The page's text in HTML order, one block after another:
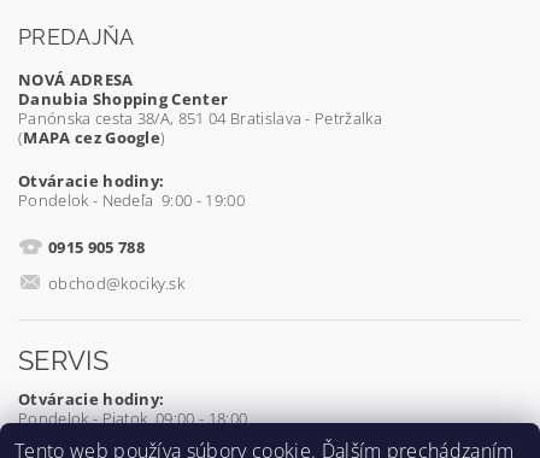
PREDAJŇA
NOVÁ ADRESA
Danubia Shopping Center
Panónska cesta 38/A, 851 04 Bratislava - Petržalka
(MAPA cez Google)
Otváracie hodiny:
Pondelok - Nedeľa 9:00 - 19:00
0915 905 788
obchod@kociky.sk
SERVIS
Otváracie hodiny:
Pondelok - Piatok 09:00 - 18:00
Tento web používa súbory cookie. Ďalším prechádzaním